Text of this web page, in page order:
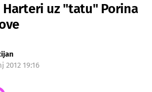
uz "tatu" Porina
2012 19:16